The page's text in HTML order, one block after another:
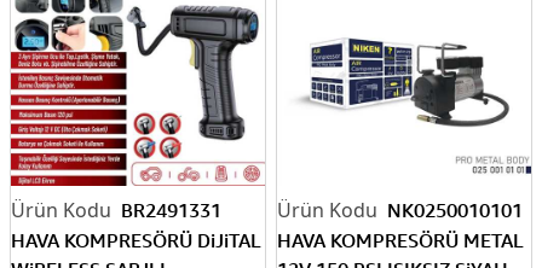
BR2491331
HAVA KOMPRESÖRÜ DiJiTAL
NK0250010101
HAVA KOMPRESÖRÜ METAL